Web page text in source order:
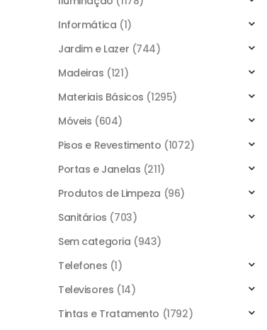
Informática (1)
Jardim e Lazer (744)
Madeiras (121)
Materiais Básicos (1295)
Móveis (604)
Pisos e Revestimento (1072)
Portas e Janelas (211)
Produtos de Limpeza (96)
Sanitários (703)
Sem categoria (943)
Telefones (1)
Televisores (14)
Tintas e Tratamento (1792)